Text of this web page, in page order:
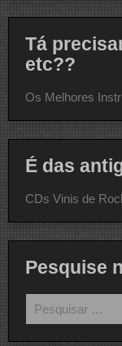
Tá
etc??
Os Melhores
É das
CDs Vinis de
Pesquise
por: